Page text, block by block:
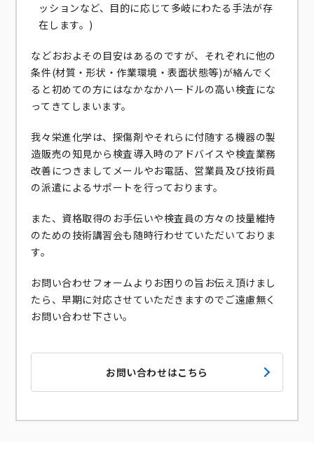
ッションなど、目的に応じて多岐にわたる手法が存
在します。)
などおおよその目安はあるのですが、それぞれに他の
条件(材質・形状・作業環境・表面状態等)が絡んでく
ると初めての方にはなかなかハードルの高い検査にな
ってきてしまいます。
我々栄進化学は、探傷剤やそれらに付随する機器の製
造販売の知見から検査導入時のアドバイスや検査業務
改善につきましてメールやお電話、営業員及び技術員
の派遣によるサポートを行っております。
また、資格取得のお手伝いや検査員の方々の技量維持
のための技術講習会も随時行わせていただいておりま
す。
お問い合わせフォームよりお困りの旨お伝え頂けまし
たら、早期に対応させていただきますのでご遠慮無く
お問い合わせ下さい。
お問い合わせはこちら